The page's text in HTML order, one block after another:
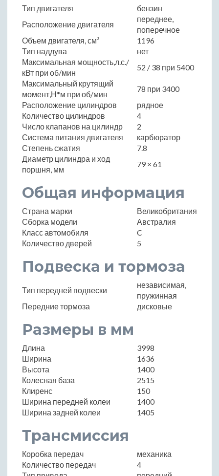
Тип двигателя
бензин
Расположение двигателя
переднее,
поперечное
Объем двигателя, см³
1196
Тип наддува
нет
Максимальная мощность,л.с./
кВт при об/мин
52 / 38 при 5400
Максимальный крутящий
момент,Н*м при об/мин
78 при 3400
Расположение цилиндров
рядное
Количество цилиндров
4
Число клапанов на цилиндр
2
Система питания двигателя
карбюратор
Степень сжатия
7.8
Диаметр цилиндра и ход
поршня, мм
79 × 61
Общая информация
Страна марки
Великобритания
Сборка модели
Австралия
Класс автомобиля
C
Количество дверей
5
Подвеска и тормоза
Тип передней подвески
независимая,
пружинная
Передние тормоза
дисковые
Размеры в мм
Длина
3998
Ширина
1636
Высота
1400
Колесная база
2515
Клиренс
150
Ширина передней колеи
1400
Ширина задней колеи
1405
Трансмиссия
Коробка передач
механика
Количество передач
4